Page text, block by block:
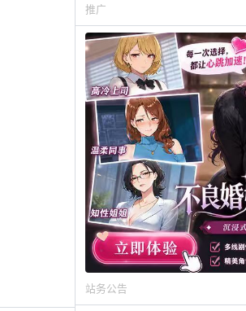
推广
站务公告